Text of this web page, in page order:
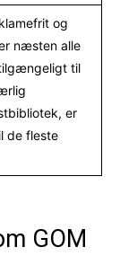
og
næsten alle
til
er
de fleste
GOM